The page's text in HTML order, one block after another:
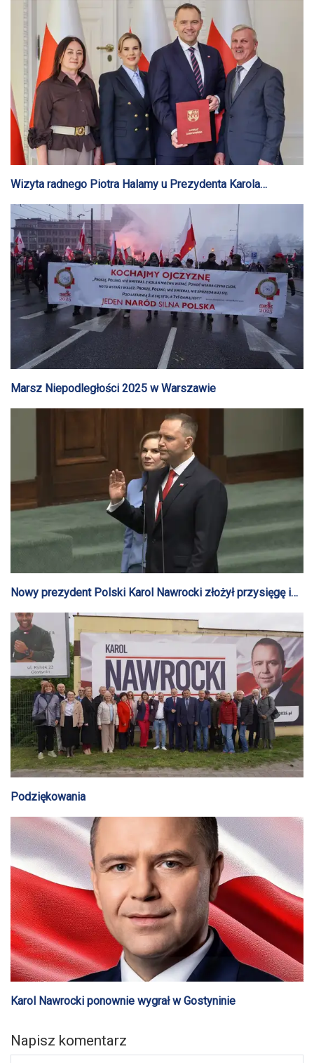
Wizyta radnego Piotra Halamy u Prezydenta Karola
Nawrockiego
Marsz Niepodległości 2025 w Warszawie
Nowy prezydent Polski Karol Nawrocki złożył przysięgę i
ogłosił swój program
Podziękowania
Karol Nawrocki ponownie wygrał w Gostyninie
Napisz komentarz